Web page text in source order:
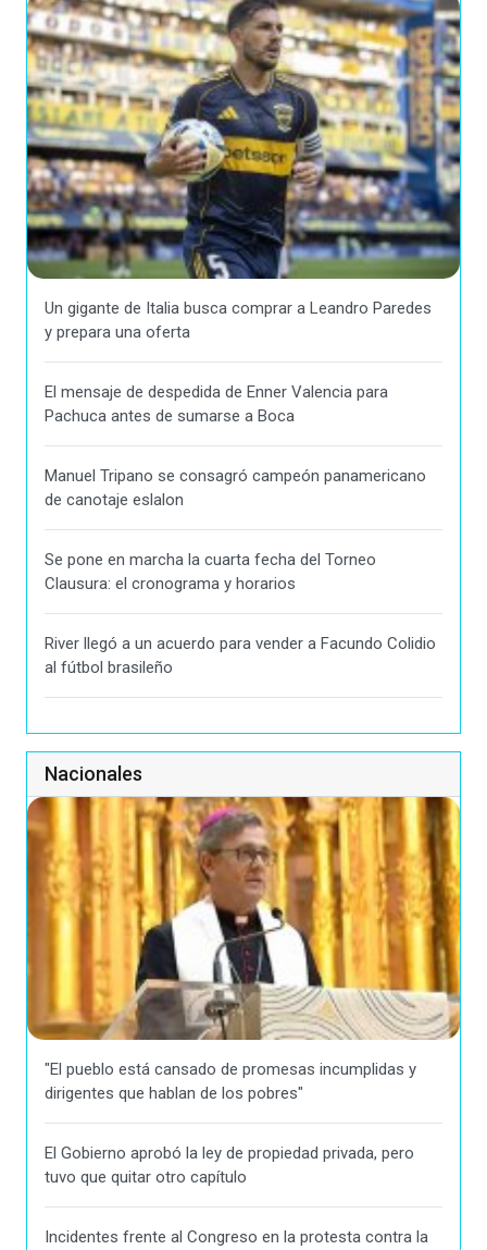
Un gigante de Italia busca comprar a Leandro Paredes
y prepara una oferta
El mensaje de despedida de Enner Valencia para
Pachuca antes de sumarse a Boca
Manuel Tripano se consagró campeón panamericano
de canotaje eslalon
Se pone en marcha la cuarta fecha del Torneo
Clausura: el cronograma y horarios
River llegó a un acuerdo para vender a Facundo Colidio
al fútbol brasileño
Nacionales
"El pueblo está cansado de promesas incumplidas y
dirigentes que hablan de los pobres"
El Gobierno aprobó la ley de propiedad privada, pero
tuvo que quitar otro capítulo
Incidentes frente al Congreso en la protesta contra la